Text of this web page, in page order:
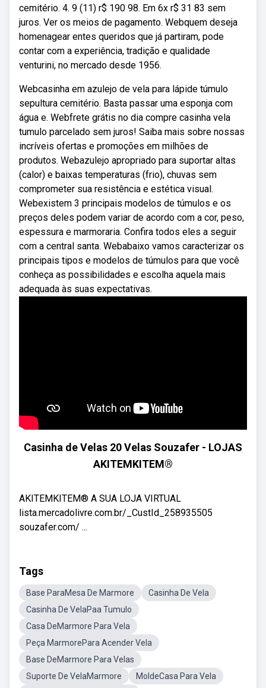
cemitério. 4. 9 (11) r$ 190 98. Em 6x r$ 31 83 sem
juros. Ver os meios de pagamento. Webquem deseja
homenagear entes queridos que já partiram, pode
contar com a experiência, tradição e qualidade
venturini, no mercado desde 1956.
Webcasinha em azulejo de vela para lápide túmulo
sepultura cemitério. Basta passar uma esponja com
água e. Webfrete grátis no dia compre casinha vela
tumulo parcelado sem juros! Saiba mais sobre nossas
incríveis ofertas e promoções em milhões de
produtos. Webazulejo apropriado para suportar altas
(calor) e baixas temperaturas (frio), chuvas sem
comprometer sua resistência e estética visual.
Webexistem 3 principais modelos de túmulos e os
preços deles podem variar de acordo com a cor, peso,
espessura e marmoraria. Confira todos eles a seguir
com a central santa. Webabaixo vamos caracterizar os
principais tipos e modelos de túmulos para que você
conheça as possibilidades e escolha aquela mais
adequada às suas expectativas.
Casinha de Velas 20 Velas Souzafer - LOJAS
AKITEMKITEM®
AKITEMKITEM® A SUA LOJA VIRTUAL
lista.mercadolivre.com.br/_CustId_258935505
souzafer.com/ ...
Tags
Base ParaMesa De Marmore
Casinha De Vela
Casinha De VelaPaa Tumulo
Casa DeMarmore Para Vela
Peça MarmorePara Acender Vela
Base DeMarmore Para Velas
Suporte De VelaMarmore
MoldeCasa Para Vela